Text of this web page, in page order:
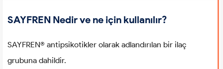
SAYFREN Nedir ve ne için kullanılır?
SAYFREN® antipsikotikler olarak adlandırılan bir ilaç
grubuna dahildir.